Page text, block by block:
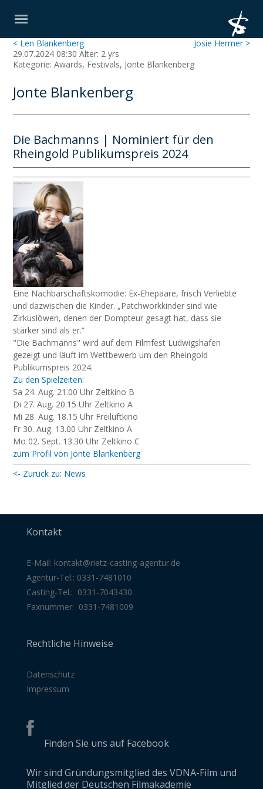
Josie Hermer >
< Len Blankenberg
29.07.2024 08:30 Alter: 2 yrs
Kategorie: Awards, Festivals, Jonte Blankenberg
Jonte Blankenberg
Die Bachmanns | Nominiert für den
Rheingold Publikumspreis 2024
Eine Nachbarschaftskomödie: Ex-Ehepaare, frisch Verliebte
und dazwischen die Kinder. „Patchworkkinder sind wie
Zirkuslöwen, denen der Dompteur gesagt hat, dass sie
stärker sind als er.“
"Die Bachmanns" wird auf dem Filmfest Ludwigshafen
gezeigt und läuft im Wettbewerb um den Rheingold
Publikumspreis 2024.
Zu den Spielzeiten:
Sa 24. Aug. 21.00 Uhr Zeltkino B
Di 27. Aug. 20.15 Uhr Zeltkino A
Mi 28. Aug. 18.15 Uhr Freiluftkino
Fr 30. Aug. 13.00 Uhr Zeltkino A
Mo 02. Sept. 13.30 Uhr Zeltkino C
zum Profil von Jonte Blankenberg
<- Zurück zu: News
Kontakt
E-Mail: kontakt@rietz-casting-agentur.de
Agentur-Tel.: 0331-7481010
Casting-Tel.: 0331-7043430
Faxnummer: 0331-7481009
Rechtliche Hinweise
Datenschutz
Impressum
Finden Sie uns auf Facebook
Wir sind Gründungsmitglied des VDNA-Film und
Mitglied der Deutschen Filmakademie